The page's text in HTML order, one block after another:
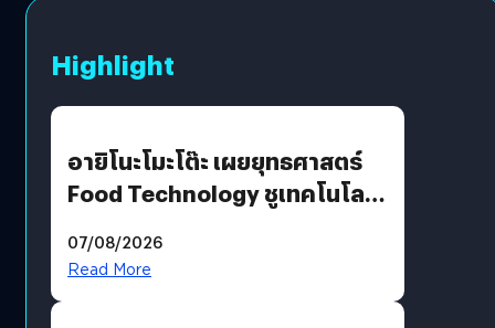
Highlight
อายิโนะโมะโต๊ะ เผยยุทธศาสตร์
Food Technology ชูเทคโนโลยี
บริโภคและ B2B
07/08/2026
Read More